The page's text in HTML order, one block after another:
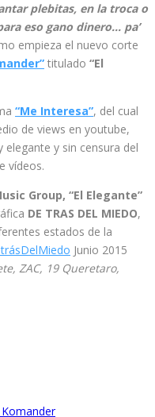
plebitas, en la troca o
eso gano dinero… pa’
empieza el nuevo corte
titulado “El
“Me Interesa”, del cual
de views en youtube,
y sin censura del
vídeos.
Group, “El Elegante”
DE TRAS DEL MIEDO,
estados de la
Junio 2015
ZAC, 19 Queretaro,
Komander